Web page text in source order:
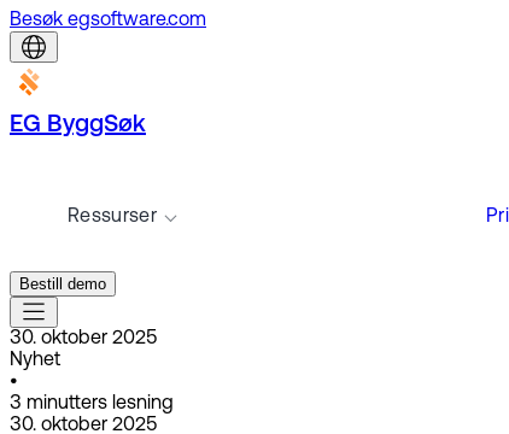
Besøk egsoftware.com
EG ByggSøk
Ressurser
Bestill demo
30. oktober 2025
Nyhet
•
3 minutters lesning
30. oktober 2025